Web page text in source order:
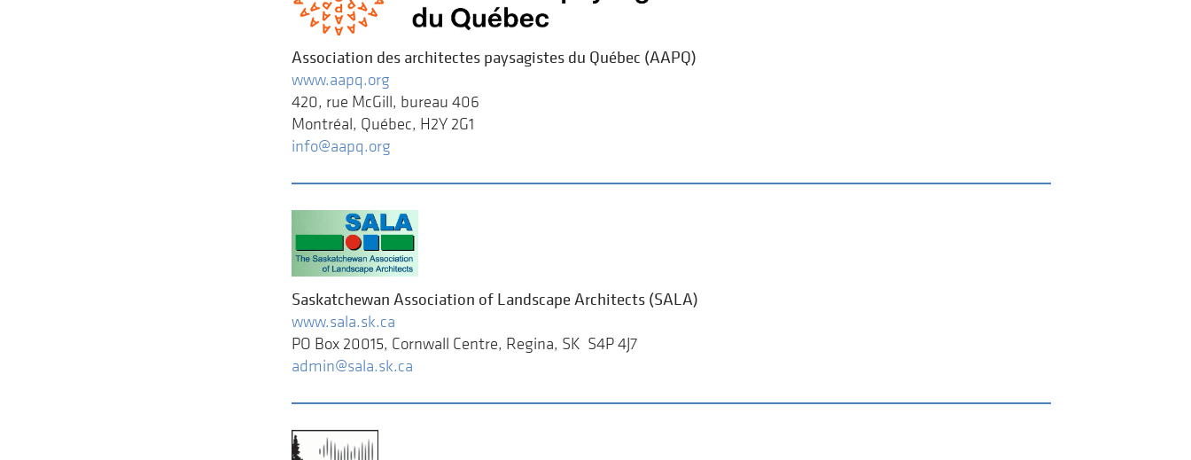
Association des architectes paysagistes du Québec (AAPQ)
www.aapq.org
420, rue McGill, bureau 406
Montréal, Québec, H2Y 2G1
info@aapq.org
Saskatchewan Association of Landscape Architects (SALA)
www.sala.sk.ca
PO Box 20015, Cornwall Centre, Regina, SK S4P 4J7
admin@sala.sk.ca